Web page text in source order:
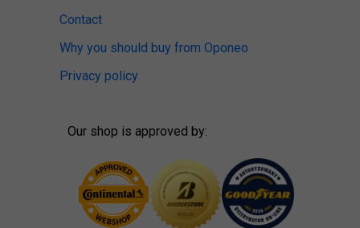
Contact
Why you should buy from Oponeo
Privacy policy
Our shop is approved by: